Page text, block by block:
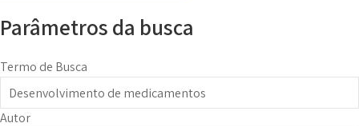
Parâmetros da busca
Termo de Busca
Autor